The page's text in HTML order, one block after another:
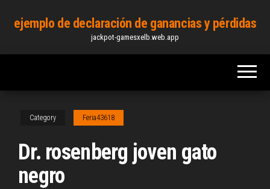
content
ejemplo de declaración de ganancias y pérdidas
jackpot-gamesxelb.web.app
Category Feria43618
Dr. rosenberg joven gato
negro